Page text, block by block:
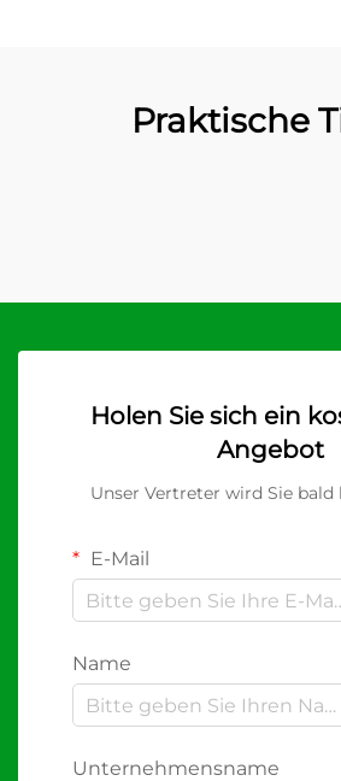
Praktische
Holen Sie sich ein
Angebot
Unser Vertreter wird Sie bald
E-Mail
Name
Unternehmensname